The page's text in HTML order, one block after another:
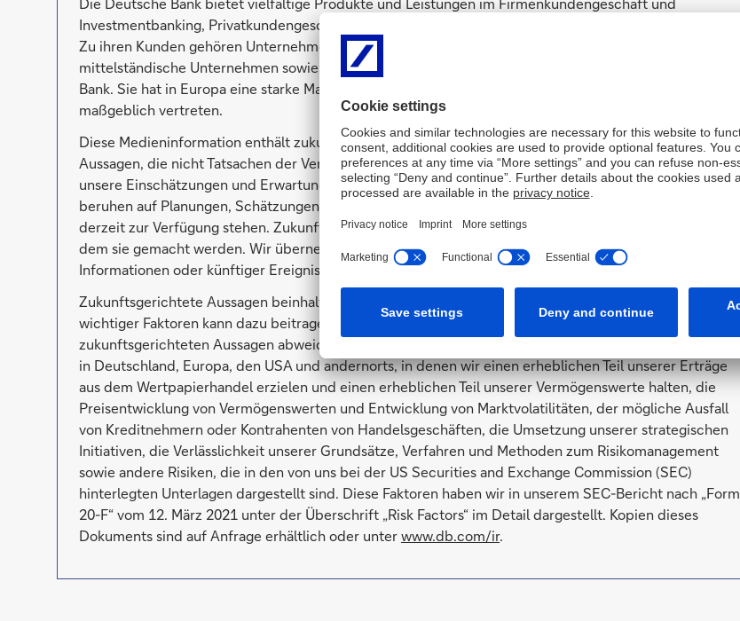
Investmentbanking, Privatkundengeschäft, Transaction Banking und in der Vermögensverwaltung an.
Zu ihren Kunden gehören Unternehmen, die öffentliche Hand, institutionelle Anleger, kleine und
mittelständische Unternehmen sowie Privatkunden. Die Deutsche Bank ist Deutschlands führende
Bank. Sie hat in Europa eine starke Marktposition und ist in Amerika und der Region Asien-Pazifik
maßgeblich vertreten.
Diese Medieninformation enthält zukunftsgerichtete Aussagen. Zukunftsgerichtete Aussagen sind
Aussagen, die nicht Tatsachen der Vergangenheit beschreiben, sie umfassen auch Aussagen über
unsere Einschätzungen und Erwartungen sowie die zugrunde liegenden Annahmen. Diese Aussagen
beruhen auf Planungen, Schätzungen und Prognosen, die der Geschäftsleitung der Deutschen Bank
derzeit zur Verfügung stehen. Zukunftsgerichtete Aussagen beziehen sich deshalb nur auf den Tag, an
dem sie gemacht werden. Wir übernehmen keine Verpflichtung, solche Aussagen angesichts neuer
Informationen oder künftiger Ereignisse weiterzuentwickeln.
Zukunftsgerichtete Aussagen beinhalten naturgemäß Risiken und Unsicherheitsfaktoren. Eine Vielzahl
wichtiger Faktoren kann dazu beitragen, dass die tatsächlichen Ergebnisse erheblich von
zukunftsgerichteten Aussagen abweichen. Solche Faktoren sind etwa die Verfassung der Finanzmärkte
in Deutschland, Europa, den USA und andernorts, in denen wir einen erheblichen Teil unserer Erträge
aus dem Wertpapierhandel erzielen und einen erheblichen Teil unserer Vermögenswerte halten, die
Preisentwicklung von Vermögenswerten und Entwicklung von Marktvolatilitäten, der mögliche Ausfall
von Kreditnehmern oder Kontrahenten von Handelsgeschäften, die Umsetzung unserer strategischen
Initiativen, die Verlässlichkeit unserer Grundsätze, Verfahren und Methoden zum Risikomanagement
sowie andere Risiken, die in den von uns bei der US Securities and Exchange Commission (SEC)
hinterlegten Unterlagen dargestellt sind. Diese Faktoren haben wir in unserem SEC-Bericht nach „Form
20-F“ vom 12. März 2021 unter der Überschrift „Risk Factors“ im Detail dargestellt. Kopien dieses
Dokuments sind auf Anfrage erhältlich oder unterwww.db.com/ir.